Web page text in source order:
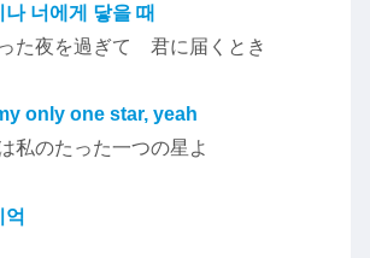
너에게 닿을 때
た夜を過ぎて 君に届くとき
only one star, yeah
私のたった一つの星よ